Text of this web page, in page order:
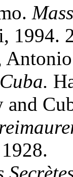
1994.
and